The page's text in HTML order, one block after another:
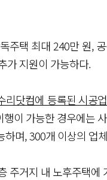
주택 최대 240만 원,
가 지원이 가능하다.
리닷컴에 등록된 시공
이 가능한 경우에는
하며, 300개 이상의 업
주거지 내 노후주택